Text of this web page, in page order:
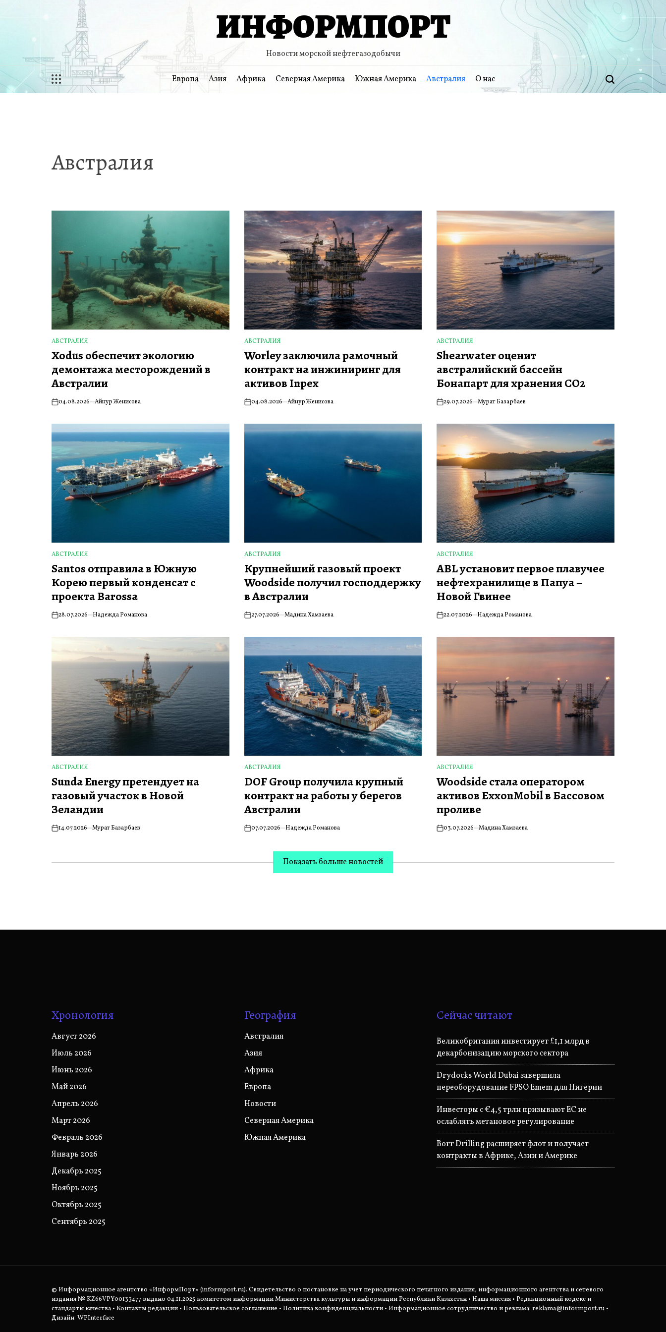
ИНФОРМПОРТ
Новости морской нефтегазодобычи
Европа Азия Африка Северная Америка Южная Америка Австралия О нас Поиск
Австралия
ОПУБЛИКОВАНО
В
АВСТРАЛИЯ
Xodus обеспечит экологию
демонтажа месторождений в
Австралии
on04.08.2026 Айнур Женисова
ОПУБЛИКОВАНО
В
АВСТРАЛИЯ
Worley заключила рамочный
контракт на инжиниринг для
активов Inpex
on04.08.2026 Айнур Женисова
ОПУБЛИКОВАНО
В
АВСТРАЛИЯ
Shearwater оценит
австралийский бассейн
Бонапарт для хранения CO2
on29.07.2026 Мурат Базарбаев
ОПУБЛИКОВАНО
В
АВСТРАЛИЯ
Santos отправила в Южную
Корею первый конденсат с
проекта Barossa
on28.07.2026 Надежда Романова
ОПУБЛИКОВАНО
В
АВСТРАЛИЯ
Крупнейший газовый проект
Woodside получил господдержку
в Австралии
on27.07.2026 Мадина Хамзаева
ОПУБЛИКОВАНО
В
АВСТРАЛИЯ
ABL установит первое плавучее
нефтехранилище в Папуа –
Новой Гвинее
on22.07.2026 Надежда Романова
ОПУБЛИКОВАНО
В
АВСТРАЛИЯ
Sunda Energy претендует на
газовый участок в Новой
Зеландии
on14.07.2026 Мурат Базарбаев
ОПУБЛИКОВАНО
В
АВСТРАЛИЯ
DOF Group получила крупный
контракт на работы у берегов
Австралии
on07.07.2026 Надежда Романова
ОПУБЛИКОВАНО
В
АВСТРАЛИЯ
Woodside стала оператором
активов ExxonMobil в Бассовом
проливе
on03.07.2026 Мадина Хамзаева
Показать больше новостей
Хронология
Август 2026
Июль 2026
Июнь 2026
Май 2026
Апрель 2026
Март 2026
Февраль 2026
Январь 2026
Декабрь 2025
Ноябрь 2025
Октябрь 2025
Сентябрь 2025
География
Австралия
Азия
Африка
Европа
Новости
Северная Америка
Южная Америка
Сейчас читают
Великобритания инвестирует £1,1 млрд в
декарбонизацию морского сектора
Drydocks World Dubai завершила
переоборудование FPSO Emem для Нигерии
Инвесторы с €4,5 трлн призывают ЕС не
ослаблять метановое регулирование
Borr Drilling расширяет флот и получает
контракты в Африке, Азии и Америке
© Информационное агентство «ИнформПорт» (informport.ru). Свидетельство о постановке на учет периодического печатного издания, информационного агентства и сетевого
издания № KZ66VPY00133477 выдано 04.11.2025 комитетом информации Министерства культуры и информации Республики Казахстан •Наша миссия •Редакционный кодекс и
стандарты качества •Контакты редакции •Пользовательское соглашение •Политика конфиденциальности • Информационное сотрудничество и реклама:reklama@informport.ru •
Дизайн: WPInterface